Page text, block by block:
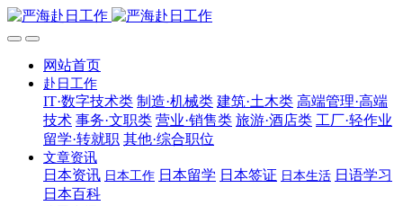
网站首页
赴日工作
IT·数字技术类 制造·机械类 建筑·土木类 高端管理·高端
技术 事务·文职类 营业·销售类 旅游·酒店类 工厂·轻作业
留学·转就职 其他·综合职位
文章资讯
日本资讯 日本工作 日本留学 日本签证 日本生活 日语学习
日本百科